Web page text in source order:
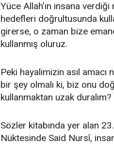
Yüce Allah’ın insana
hedefleri doğrultusunda
girerse, o zaman bize
kullanmış oluruz.
Peki hayalimizin asıl amacı
bir şey olmalı ki, biz onu
kullanmaktan uzak duralım?
Sözler kitabında yer alan
Nüktesinde Said Nursî,